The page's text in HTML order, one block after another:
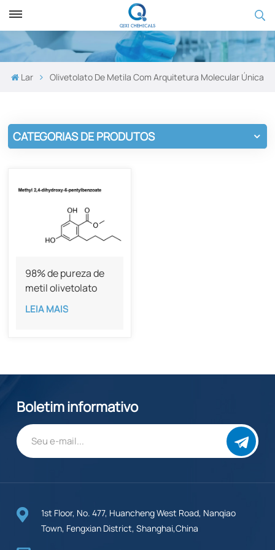
Lar Olivetolato De Metila Com Arquitetura Molecular Única
CATEGORIAS DE PRODUTOS
98% de pureza de
metil olivetolato
CAS 58016-28-7
LEIA MAIS
Boletim informativo
1st Floor, No. 477, Huancheng West Road, Nanqiao
Town, Fengxian District, Shanghai,China